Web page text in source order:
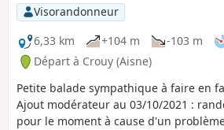
Visorandonneur
6,33 km
+104 m -103 m
Départ à Crouy (Aisne)
Petite balade sympathique à faire en
Ajout modérateur au 03/10/2021 :
pour le moment à cause d'un